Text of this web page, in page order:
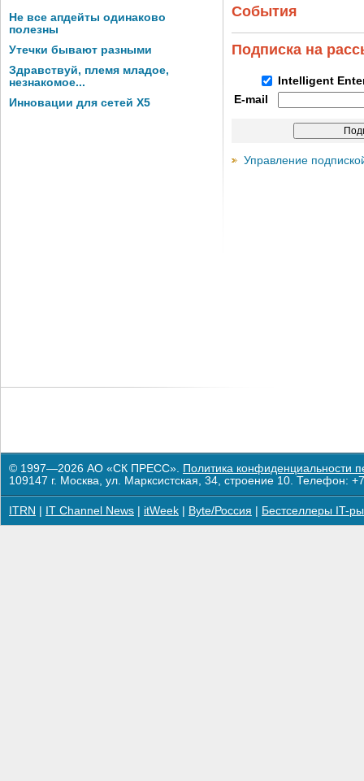
Не все апдейты одинаково
полезны
Утечки бывают разными
Здравствуй, племя младое,
незнакомое...
Инновации для сетей X5
События
Подписка на
Intelligent
E-mail
Управление
© 1997—2026 АО «СК ПРЕСС». Политика конфиденциальности
109147 г. Москва, ул. Марксистская, 34, строение 10. Телефон:
ITRN IT Channel News itWeek Byte/Россия Бестселлеры IT-